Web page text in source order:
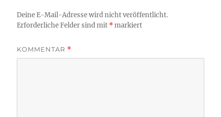
Deine E-Mail-Adresse wird nicht veröffentlicht.
Erforderliche Felder sind mit *markiert
KOMMENTAR *